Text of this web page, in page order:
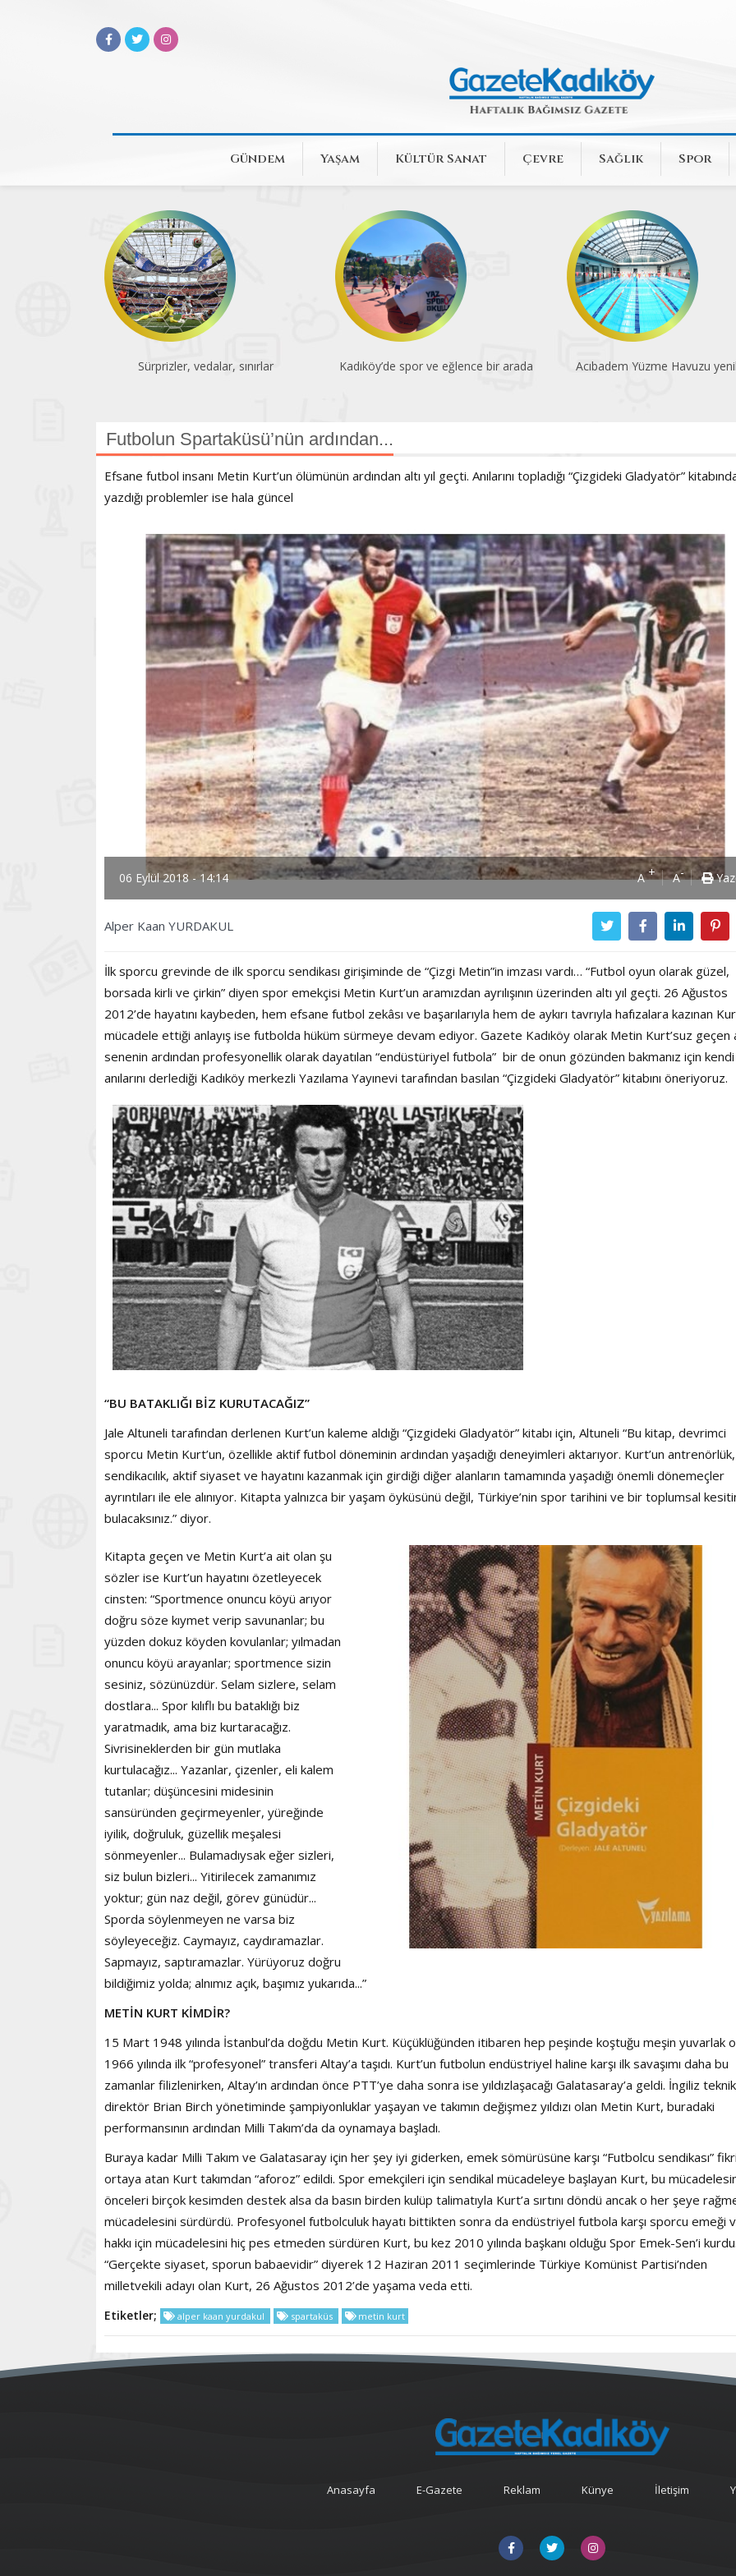
Gündem Yaşam Kültür Sanat Çevre Sağlık Spor
Sürprizler, vedalar, sınırlar Kadıköy’de spor ve eğlence bir arada Acıbadem Yüzme Havuzu
Futbolun Spartaküsü’nün ardından...
Efsane futbol insanı Metin Kurt’un ölümünün ardından altı yıl geçti. Anılarını topladığı “Çizgideki Gladyatör”
yazdığı problemler ise hala güncel
06 Eylül 2018 - 14:14 A+ A-
Alper Kaan YURDAKUL
İlk sporcu grevinde de ilk sporcu sendikası girişiminde de “Çizgi Metin”in imzası vardı… “Futbol oyun olarak güzel,
borsada kirli ve çirkin” diyen spor emekçisi Metin Kurt’un aramızdan ayrılışının üzerinden altı yıl geçti. 26 Ağustos
2012’de hayatını kaybeden, hem efsane futbol zekâsı ve başarılarıyla hem de aykırı tavrıyla hafızalara kazınan
mücadele ettiği anlayış ise futbolda hüküm sürmeye devam ediyor. Gazete Kadıköy olarak Metin Kurt’suz geçen
senenin ardından profesyonellik olarak dayatılan “endüstüriyel futbola” bir de onun gözünden bakmanız için kendi
anılarını derlediği Kadıköy merkezli Yazılama Yayınevi tarafından basılan “Çizgideki Gladyatör” kitabını öneriyoruz.
“BU BATAKLIĞI BİZ KURUTACAĞIZ”
Jale Altuneli tarafından derlenen Kurt’un kaleme aldığı “Çizgideki Gladyatör” kitabı için, Altuneli “Bu kitap, devrimci
sporcu Metin Kurt’un, özellikle aktif futbol döneminin ardından yaşadığı deneyimleri aktarıyor. Kurt’un antrenörlük,
sendikacılık, aktif siyaset ve hayatını kazanmak için girdiği diğer alanların tamamında yaşadığı önemli dönemeçler
ayrıntıları ile ele alınıyor. Kitapta yalnızca bir yaşam öyküsünü değil, Türkiye’nin spor tarihini ve bir toplumsal
bulacaksınız.” diyor.
Kitapta geçen ve Metin Kurt’a ait olan şu
sözler ise Kurt’un hayatını özetleyecek
cinsten: “Sportmence onuncu köyü arıyor
doğru söze kıymet verip savunanlar; bu
yüzden dokuz köyden kovulanlar; yılmadan
onuncu köyü arayanlar; sportmence sizin
sesiniz, sözünüzdür. Selam sizlere, selam
dostlara... Spor kılıflı bu bataklığı biz
yaratmadık, ama biz kurtaracağız.
Sivrisineklerden bir gün mutlaka
kurtulacağız... Yazanlar, çizenler, eli kalem
tutanlar; düşüncesini midesinin
sansüründen geçirmeyenler, yüreğinde
iyilik, doğruluk, güzellik meşalesi
sönmeyenler... Bulamadıysak eğer sizleri,
siz bulun bizleri... Yitirilecek zamanımız
yoktur; gün naz değil, görev günüdür...
Sporda söylenmeyen ne varsa biz
söyleyeceğiz. Caymayız, caydıramazlar.
Sapmayız, saptıramazlar. Yürüyoruz doğru
bildiğimiz yolda; alnımız açık, başımız yukarıda...”
METİN KURT KİMDİR?
15 Mart 1948 yılında İstanbul’da doğdu Metin Kurt. Küçüklüğünden itibaren hep peşinde koştuğu meşin yuvarlak
1966 yılında ilk “profesyonel” transferi Altay’a taşıdı. Kurt’un futbolun endüstriyel haline karşı ilk savaşımı daha bu
zamanlar filizlenirken, Altay’ın ardından önce PTT’ye daha sonra ise yıldızlaşacağı Galatasaray’a geldi. İngiliz teknik
direktör Brian Birch yönetiminde şampiyonluklar yaşayan ve takımın değişmez yıldızı olan Metin Kurt, buradaki
performansının ardından Milli Takım’da da oynamaya başladı.
Buraya kadar Milli Takım ve Galatasaray için her şey iyi giderken, emek sömürüsüne karşı “Futbolcu sendikası”
ortaya atan Kurt takımdan “aforoz” edildi. Spor emekçileri için sendikal mücadeleye başlayan Kurt, bu
önceleri birçok kesimden destek alsa da basın birden kulüp talimatıyla Kurt’a sırtını döndü ancak o her şeye
mücadelesini sürdürdü. Profesyonel futbolculuk hayatı bittikten sonra da endüstriyel futbola karşı sporcu emeği
hakkı için mücadelesini hiç pes etmeden sürdüren Kurt, bu kez 2010 yılında başkanı olduğu Spor Emek-Sen’i kurdu.
“Gerçekte siyaset, sporun babaevidir” diyerek 12 Haziran 2011 seçimlerinde Türkiye Komünist Partisi’nden
milletvekili adayı olan Kurt, 26 Ağustos 2012’de yaşama veda etti.
Etiketler; alper kaan yurdakul spartaküs metin kurt
Power Ballad /
Anasayfa E-Gazete Reklam Künye İletişim